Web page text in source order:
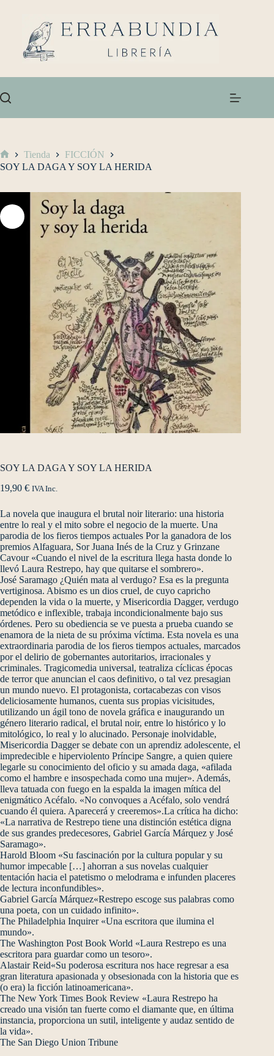
Tienda
FICCIÓN
SOY LA DAGA Y SOY LA HERIDA
SOY LA DAGA Y SOY LA HERIDA
19,90 € IVA Inc.
La novela que inaugura el brutal noir literario: una historia
entre lo real y el mito sobre el negocio de la muerte. Una
parodia de los fieros tiempos actuales Por la ganadora de los
premios Alfaguara, Sor Juana Inés de la Cruz y Grinzane
Cavour «Cuando el nivel de la escritura llega hasta donde lo
llevó Laura Restrepo, hay que quitarse el sombrero».
José Saramago ¿Quién mata al verdugo? Esa es la pregunta
vertiginosa. Abismo es un dios cruel, de cuyo capricho
dependen la vida o la muerte, y Misericordia Dagger, verdugo
metódico e inflexible, trabaja incondicionalmente bajo sus
órdenes. Pero su obediencia se ve puesta a prueba cuando se
enamora de la nieta de su próxima víctima. Esta novela es una
extraordinaria parodia de los fieros tiempos actuales, marcados
por el delirio de gobernantes autoritarios, irracionales y
criminales. Tragicomedia universal, teatraliza cíclicas épocas
de terror que anuncian el caos definitivo, o tal vez presagian
un mundo nuevo. El protagonista, cortacabezas con visos
deliciosamente humanos, cuenta sus propias vicisitudes,
utilizando un ágil tono de novela gráfica e inaugurando un
género literario radical, el brutal noir, entre lo histórico y lo
mitológico, lo real y lo alucinado. Personaje inolvidable,
Misericordia Dagger se debate con un aprendiz adolescente, el
impredecible e hiperviolento Príncipe Sangre, a quien quiere
legarle su conocimiento del oficio y su amada daga, «afilada
como el hambre e insospechada como una mujer». Además,
lleva tatuada con fuego en la espalda la imagen mítica del
enigmático Acéfalo. «No convoques a Acéfalo, solo vendrá
cuando él quiera. Aparecerá y creeremos».La crítica ha dicho:
«La narrativa de Restrepo tiene una distinción estética digna
de sus grandes predecesores, Gabriel García Márquez y José
Saramago».
Harold Bloom «Su fascinación por la cultura popular y su
humor impecable […] ahorran a sus novelas cualquier
tentación hacia el patetismo o melodrama e infunden placeres
de lectura inconfundibles».
Gabriel García Márquez«Restrepo escoge sus palabras como
una poeta, con un cuidado infinito».
The Philadelphia Inquirer «Una escritora que ilumina el
mundo».
The Washington Post Book World «Laura Restrepo es una
escritora para guardar como un tesoro».
Alastair Reid«Su poderosa escritura nos hace regresar a esa
gran literatura apasionada y obsesionada con la historia que es
(o era) la ficción latinoamericana».
The New York Times Book Review «Laura Restrepo ha
creado una visión tan fuerte como el diamante que, en última
instancia, proporciona un sutil, inteligente y audaz sentido de
la vida».
The San Diego Union Tribune